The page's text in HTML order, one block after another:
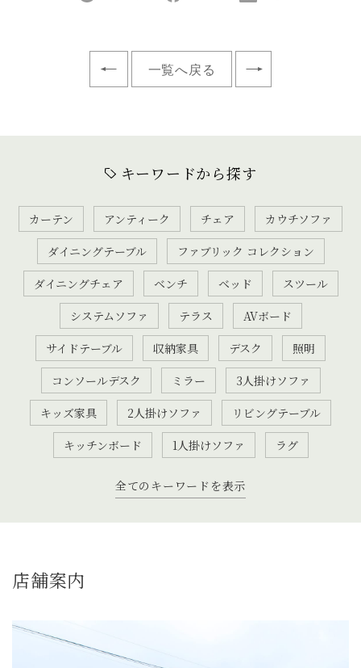
一覧へ戻る
キーワードから探す
カーテン アンティーク チェア
カウチソファ
ダイニングテーブル
ファブリック コレクション
ダイニングチェア
ベンチ ベッド
スツール
システムソファ
テラス
AVボード
サイドテーブル
収納家具 デスク
照明
コンソールデスク
ミラー
3人掛けソファ
キッズ家具
2人掛けソファ
リビングテーブル
キッチンボード
1人掛けソファ ラグ
全てのキーワードを表示
店舗案内